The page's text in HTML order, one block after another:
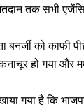
तक सभी
को काफी
हो गया और
गया है कि